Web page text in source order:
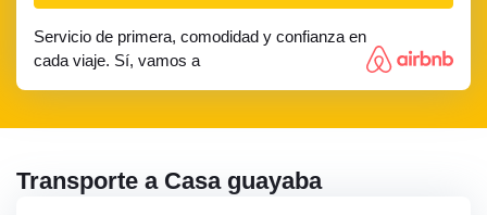
Servicio de primera, comodidad y confianza en
cada viaje. Sí, vamos a
Transporte a Casa guayaba